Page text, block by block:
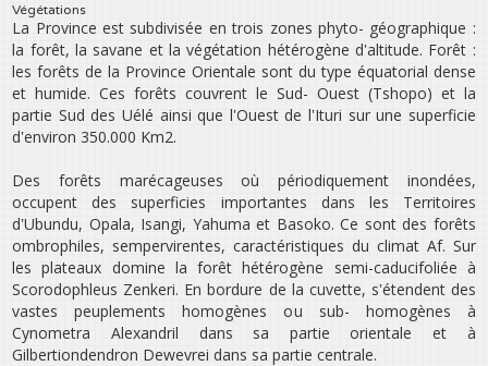
Végétations
La Province est subdivisée en trois zones phyto- géographique :
la forêt, la savane et la végétation hétérogène d‛altitude. Forêt :
les forêts de la Province Orientale sont du type équatorial dense
et humide. Ces forêts couvrent le Sud- Ouest (Tshopo) et la
partie Sud des Uélé ainsi que l‛Ouest de l‛Ituri sur une superficie
d‛environ 350.000 Km2.
Des forêts marécageuses où périodiquement inondées,
occupent des superficies importantes dans les Territoires
d‛Ubundu, Opala, Isangi, Yahuma et Basoko. Ce sont des forêts
ombrophiles, sempervirentes, caractéristiques du climat Af. Sur
les plateaux domine la forêt hétérogène semi-caducifoliée à
Scorodophleus Zenkeri. En bordure de la cuvette, s‛étendent des
vastes peuplements homogènes ou sub- homogènes à
Cynometra Alexandril dans sa partie orientale et à
Gilbertiondendron Dewevrei dans sa partie centrale.